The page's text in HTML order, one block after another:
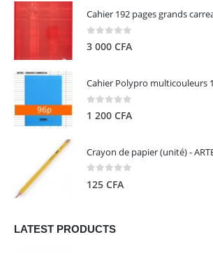
000 CFA.
000 CFA.
3 000 CFA
1 200 CFA
Crayon de papier (unité) -
125 CFA
LATEST PRODUCTS